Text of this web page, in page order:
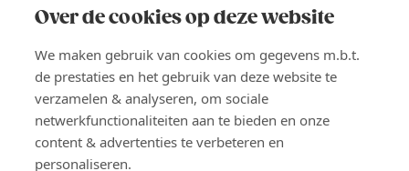
Over de cookies op deze website
We maken gebruik van cookies om gegevens m.b.t.
de prestaties en het gebruik van deze website te
verzamelen & analyseren, om sociale
netwerkfunctionaliteiten aan te bieden en onze
content & advertenties te verbeteren en
personaliseren.
02 229 81 11
EN